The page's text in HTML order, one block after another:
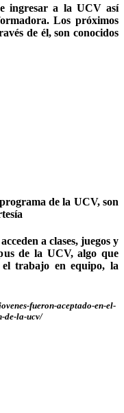
ingresar a la UCV así
Los próximos
de él, son conocidos
de la UCV, son
a clases, juegos y
de la UCV, algo que
el trabajo en equipo, la
fueron-aceptado-en-el-
de-la-ucv/